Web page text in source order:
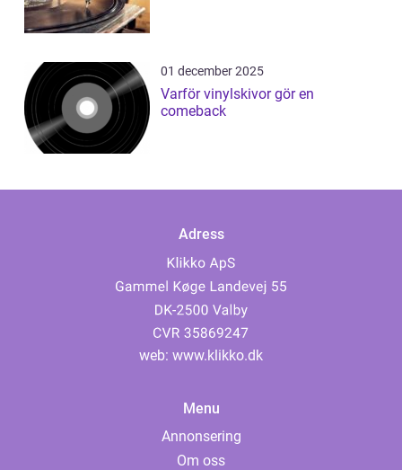
01 december 2025
Varför vinylskivor gör en
comeback
Adress
web: www.klikko.dk
Menu
Annonsering
Om oss